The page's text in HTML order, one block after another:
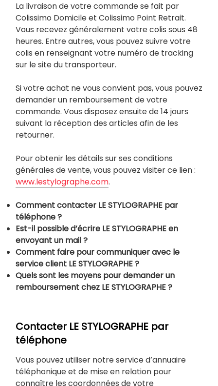
La livraison de votre commande se fait par
Colissimo Domicile et Colissimo Point Retrait.
Vous recevez généralement votre colis sous 48
heures. Entre autres, vous pouvez suivre votre
colis en renseignant votre numéro de tracking
sur le site du transporteur.
Si votre achat ne vous convient pas, vous pouvez
demander un remboursement de votre
commande. Vous disposez ensuite de 14 jours
suivant la réception des articles afin de les
retourner.
Pour obtenir les détails sur ses conditions
générales de vente, vous pouvez visiter ce lien :
www.lestylographe.com.
Comment contacter LE STYLOGRAPHE par
téléphone ?
Est-il possible d’écrire LE STYLOGRAPHE en
envoyant un mail ?
Comment faire pour communiquer avec le
service client LE STYLOGRAPHE ?
Quels sont les moyens pour demander un
remboursement chez LE STYLOGRAPHE ?
Contacter LE STYLOGRAPHE par
téléphone
Vous pouvez utiliser notre service d’annuaire
téléphonique et de mise en relation pour
connaître les coordonnées de votre